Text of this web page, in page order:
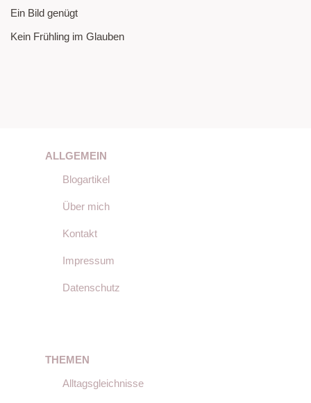
Ein Bild genügt
Kein Frühling im Glauben
ALLGEMEIN
Blogartikel
Über mich
Kontakt
Impressum
Datenschutz
THEMEN
Alltagsgleichnisse